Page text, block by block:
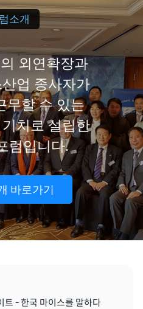
소개
외연확장과
업 종사자가
무할 수 있는
치로 설립한
럼입니다.
바로가기
트 - 한국 마이스를 말하다